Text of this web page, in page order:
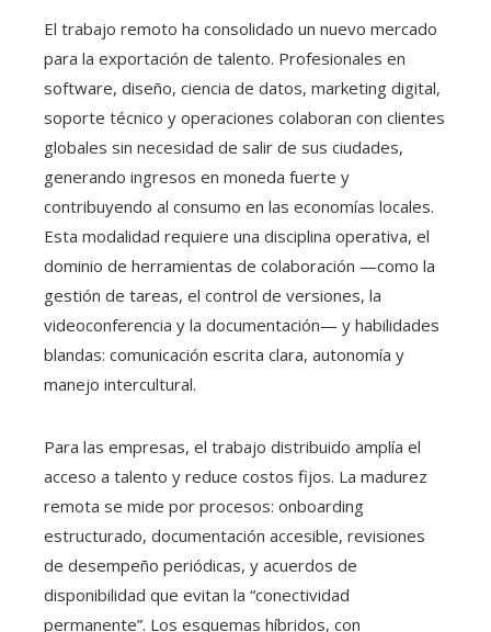
El trabajo remoto ha consolidado un nuevo mercado
para la exportación de talento. Profesionales en
software, diseño, ciencia de datos, marketing digital,
soporte técnico y operaciones colaboran con clientes
globales sin necesidad de salir de sus ciudades,
generando ingresos en moneda fuerte y
contribuyendo al consumo en las economías locales.
Esta modalidad requiere una disciplina operativa, el
dominio de herramientas de colaboración —como la
gestión de tareas, el control de versiones, la
videoconferencia y la documentación— y habilidades
blandas: comunicación escrita clara, autonomía y
manejo intercultural.
Para las empresas, el trabajo distribuido amplía el
acceso a talento y reduce costos fijos. La madurez
remota se mide por procesos: onboarding
estructurado, documentación accesible, revisiones
de desempeño periódicas, y acuerdos de
disponibilidad que evitan la “conectividad
permanente”. Los esquemas híbridos, con